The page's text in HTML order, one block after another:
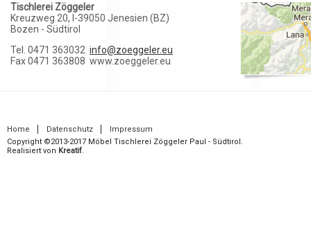
Tischlerei Zöggeler
Kreuzweg 20, I-39050 Jenesien (BZ)
Bozen - Südtirol
Tel. 0471 363032 info@zoeggeler.eu
Fax 0471 363808 www.zoeggeler.eu
Home Datenschutz
Impressum
Copyright ©2013-2017 Möbel Tischlerei Zöggeler Paul - Südtirol.
Realisiert von Kreatif.